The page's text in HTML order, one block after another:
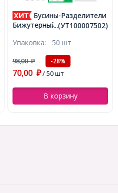
Часы Женские Кварцевые
из Сплава, Ремешок из
синий, Диаметр 40мм,
Длина Ремешка: 24см,
(УТ100016601)
Упаковка:1 шт
330,00₽/ 1 шт
В корзину